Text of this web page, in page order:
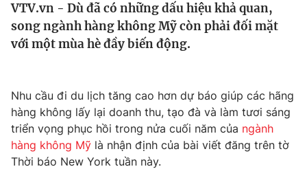
Thế giới
Tin tức
Câu chuyện quốc tế
Kinh tế
Thị trường
Góc doanh nghiệp
Dữ liệu và đời sống
Truyền hình
Phim VTV
VTV.vn - Dù đã có những dấu hiệu khả quan,
song ngành hàng không Mỹ còn phải đối mặt
với một mùa hè đầy biến động.
Nhu cầu đi du lịch tăng cao hơn dự báo giúp các hãng
hàng không lấy lại doanh thu, tạo đà và làm tươi sáng
triển vọng phục hồi trong nửa cuối năm của ngành
hàng không Mỹ là nhận định của bài viết đăng trên tờ
Thời báo New York tuần này.